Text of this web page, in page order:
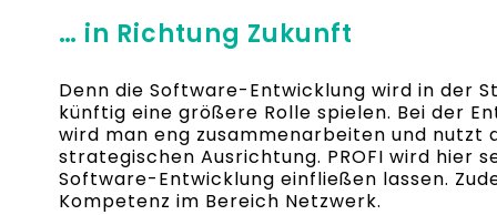
… in Richtung Zukunft
Denn die Software-Entwicklung wird in der
künftig eine größere Rolle spielen. Bei der
wird man eng zusammenarbeiten und nutzt
strategischen Ausrichtung. PROFI wird hier
Software-Entwicklung einfließen lassen.
Kompetenz im Bereich Netzwerk.